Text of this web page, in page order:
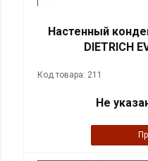
Настенный
DIETRICH
Код товара: 211
Не